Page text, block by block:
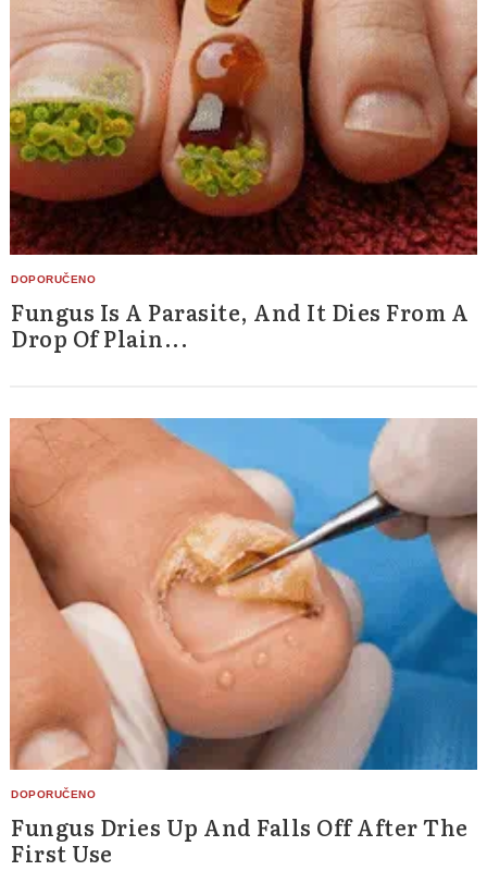
Fungus Is A Parasite, And It Dies From A
Drop Of Plain...
Fungus Dries Up And Falls Off After The
First Use